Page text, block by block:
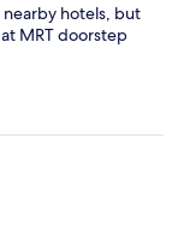
hotels, but
MRT doorstep